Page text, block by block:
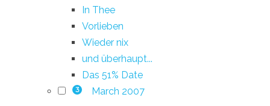
In Thee
Vorlieben
Wieder nix
und überhaupt...
Das 51% Date
3 March 2007